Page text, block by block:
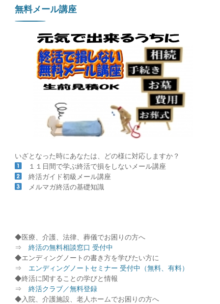
無料メール講座
いざとなった時にあなたは、どの様に対応しますか？
１１日間で学ぶ終活で損をしないメール講座
終活ガイド初級メール講座
メルマガ終活の基礎知識
◆医療、介護、法律、葬儀でお困りの方へ
⇒ 終活の無料相談窓口 受付中
◆エンディングノートの書き方を学びたい方に
⇒ エンディングノートセミナー 受付中（無料、有料）
◆終活に関することの学びと情報
⇒ 終活クラブ／無料登録
◆入院、介護施設、老人ホームでお困りの方へ